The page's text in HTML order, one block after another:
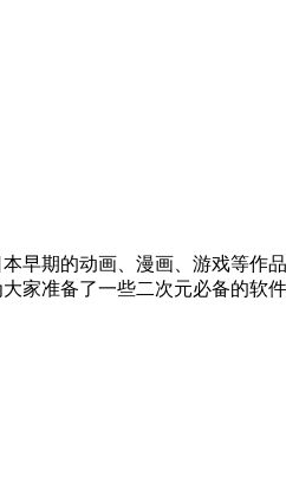
期的动画、漫画、游戏等作
家准备了一些二次元必备的软